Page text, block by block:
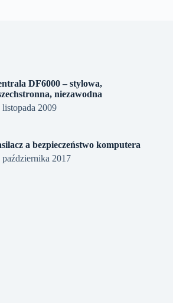
DF6000 – stylowa,
niezawodna
listopada 2009
a bezpieczeństwo komputera
października 2017